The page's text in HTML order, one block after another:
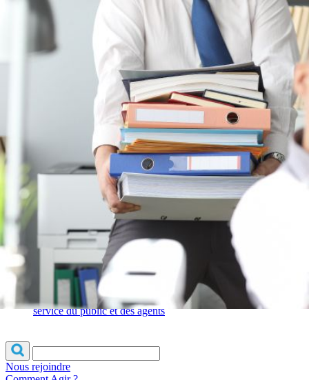
S'inscrire à
newsletter
Découvrir
l'UNSA
Rémunération
|
Action sociale
Contractuels
Le dialogue social engagé pour une Intelligence Artificielle au
service du public et des agents
Nous rejoindre